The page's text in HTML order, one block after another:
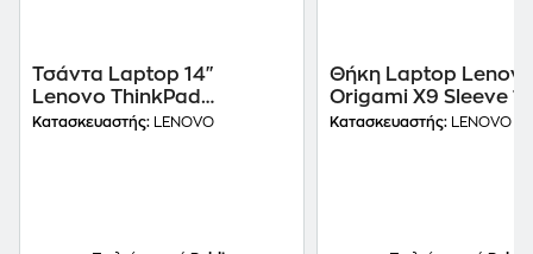
Τσάντα Laptop 14"
Lenovo ThinkPad
Professional - Black
Κατασκευαστής: LENOVO
Θήκη Laptop
Origami X9 Sleeve
Μαύρο
Κατασκευαστής: LENOVO